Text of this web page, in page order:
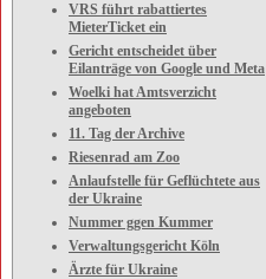
VRS führt rabattiertes
MieterTicket ein
Gericht entscheidet über
Eilanträge von Google und Meta
Woelki hat Amtsverzicht
angeboten
11. Tag der Archive
Riesenrad am Zoo
Anlaufstelle für Geflüchtete aus
der Ukraine
Nummer ggen Kummer
Verwaltungsgericht Köln
Ärzte für Ukraine